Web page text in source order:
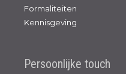
Formaliteiten
Kennisgeving
Persoonlijke touch